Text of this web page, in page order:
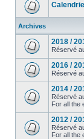
Archives
2018 /
Réservé
2016 /
Réservé
2014 /
Réservé
For all the
2012 /
Réservé
For all the